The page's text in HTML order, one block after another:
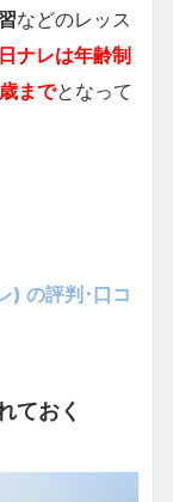
などのレッス
日ナレは年齢制
までとなって
) の評判･口コ
ておく